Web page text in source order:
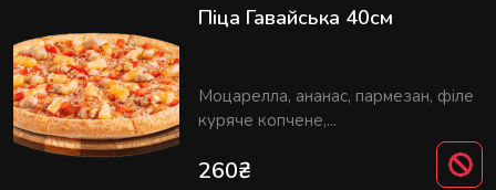
Піца Гавайська 40см
Моцарелла, ананас, пармезан, філе
куряче копчене,...
260₴